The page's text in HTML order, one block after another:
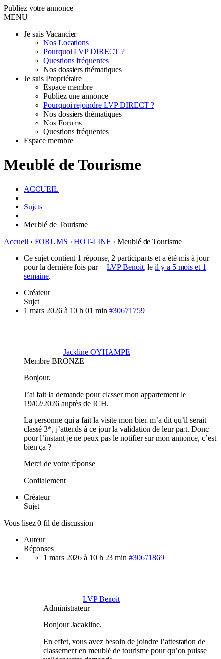
Publiez votre annonce
MENU
Je suis Vacancier
Nos Locations
Pourquoi LVP DIRECT ?
Questions fréquentes
Nos dossiers thématiques
Je suis Propriétaire
Espace membre
Publiez une annonce
Pourquoi rejoindre LVP DIRECT ?
Nos dossiers thématiques
Nos Forums
Questions fréquentes
Espace membre
Meublé de Tourisme
ACCUEIL
Sujets
Meublé de Tourisme
Accueil › FORUMS › HOT-LINE › Meublé de Tourisme
Ce sujet contient 1 réponse, 2 participants et a été mis à jour
pour la dernière fois par
LVP Benoit, le il y a 5 mois et 1
semaine.
Créateur
Sujet
1 mars 2026 à 10 h 01 min #30671759
Jackline OYHAMPE
Membre BRONZE
Bonjour,
J’ai fait la demande pour classer mon appartement le
19/02/2026 auprès de ICH.
La personne qui a fait la visite mon bien m’a dit qu’il serait
classé 3*, j’attends à ce jour la validation de leur part. Donc
pour l’instant je ne peux pas le notifier sur mon annonce, c’est
bien ça ?
Merci de votre réponse
Cordialement
Créateur
Sujet
Vous lisez 0 fil de discussion
Auteur
Réponses
1 mars 2026 à 10 h 23 min #30671869
LVP Benoit
Administrateur
Bonjour Jacakline,
En effet, vous avez besoin de joindre l’attestation de
classement en meublé de tourisme pour qu’on puisse